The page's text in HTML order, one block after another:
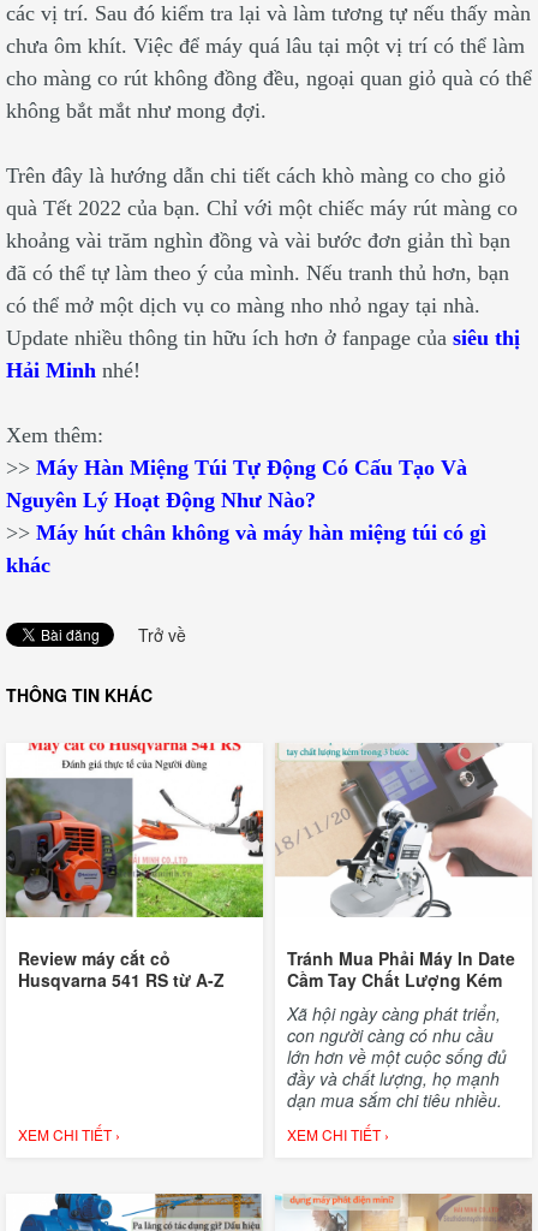
các vị trí. Sau đó kiểm tra lại và làm tương tự nếu thấy màn
chưa ôm khít. Việc để máy quá lâu tại một vị trí có thể làm
cho màng co rút không đồng đều, ngoại quan giỏ quà có thể
không bắt mắt như mong đợi.
Trên đây là hướng dẫn chi tiết cách khò màng co cho giỏ
quà Tết 2022 của bạn. Chỉ với một chiếc máy rút màng co
khoảng vài trăm nghìn đồng và vài bước đơn giản thì bạn
đã có thể tự làm theo ý của mình. Nếu tranh thủ hơn, bạn
có thể mở một dịch vụ co màng nho nhỏ ngay tại nhà.
Update nhiều thông tin hữu ích hơn ở fanpage của siêu thị
Hải Minh nhé!
Xem thêm:
>> Máy Hàn Miệng Túi Tự Động Có Cấu Tạo Và
Nguyên Lý Hoạt Động Như Nào?
>> Máy hút chân không và máy hàn miệng túi có gì
khác
Trở về
THÔNG TIN KHÁC
Review máy cắt cỏ
Husqvarna 541 RS từ A-Z
XEM CHI TIẾT ›
Tránh Mua Phải Máy In Date
Cầm Tay Chất Lượng Kém
Xã hội ngày càng phát triển,
con người càng có nhu cầu
lớn hơn về một cuộc sống đủ
đầy và chất lượng, họ mạnh
dạn mua sắm chi tiêu nhiều.
Và một trong những tiêu chí
quyết định sản phẩm có được
XEM CHI TIẾT ›